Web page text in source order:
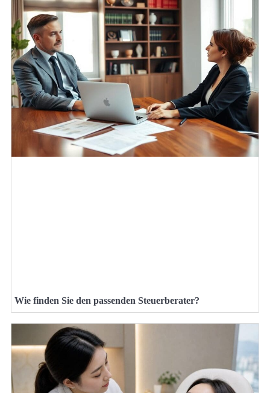
Wie finden Sie den passenden Steuerberater?